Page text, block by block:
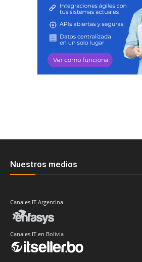
Nuestros medios
Canales IT Argentina
Canales IT en Bolivia